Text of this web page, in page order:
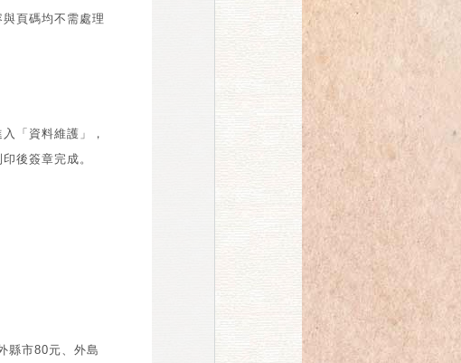
頁碼均不需處理
「資料維護」，
後簽章完成。
縣市80元、外島